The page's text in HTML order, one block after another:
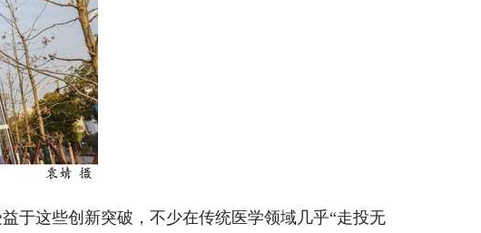
这些创新突破，不少在传统医学领域几乎“走投无